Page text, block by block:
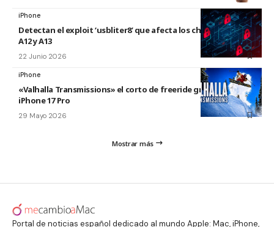
iPhone
Detectan el exploit ‘usbliter8’ que afecta los chips de Apple
A12 y A13
22 Junio 2026
iPhone
«Valhalla Transmissions» el corto de freeride grabado con el
iPhone 17 Pro
29 Mayo 2026
Mostrar más
Portal de noticias español dedicado al mundo Apple: Mac, iPhone,